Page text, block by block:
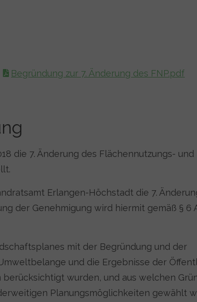
Begründung zur 7. Änderung des FNP.pdf
die 7. Änderung des Flächennutzungs- und
Erlangen-Höchstadt die 7.
der Genehmigung wird hiermit gemäß § 6
mit der Begründung und der
und die Ergebnisse der
wurden, und aus welchen
Planungsmöglichkeiten gewählt